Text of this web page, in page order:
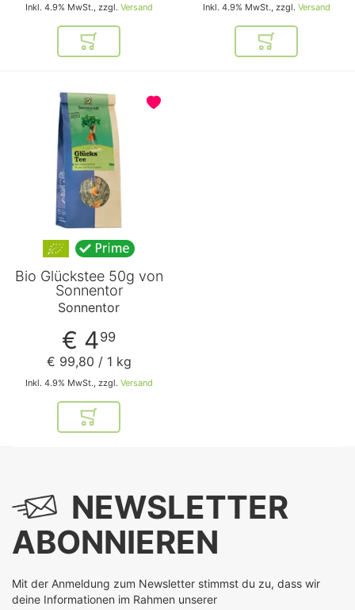
Inkl. 4.9% MwSt., zzgl. Versand
In den Warenkorb
Inkl. 4.9% MwSt., zzgl. Versand
In den
Bio Glückstee 50g von
Sonnentor
Sonnentor
€ 499
Inkl. 4.9% MwSt., zzgl. Versand
€ 99,80 / 1 kg
In den Warenkorb
NEWSLETTER
ABONNIEREN
Mit der Anmeldung zum Newsletter stimmst du zu, dass wir
deine Informationen im Rahmen unserer